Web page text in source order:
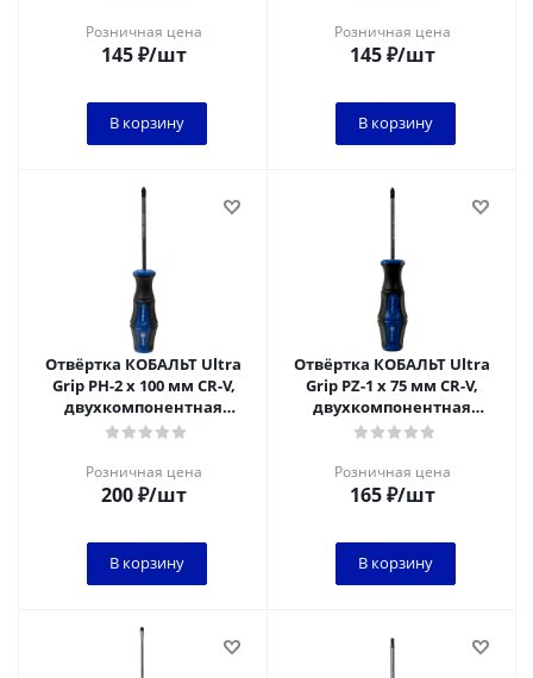
Розничная цена
145₽/шт
В корзину
Розничная цена
145₽/шт
В корзину
Отвёртка КОБАЛЬТ Ultra
Grip PH-2 х 100 мм CR-V,
двухкомпонентная
рукоятка (1 шт.) подвес
Розничная цена
200₽/шт
В корзину
Отвёртка КОБАЛЬТ Ultra
Grip PZ-1 х 75 мм CR-V,
двухкомпонентная
рукоятка (1 шт.) подвес
Розничная цена
165₽/шт
В корзину